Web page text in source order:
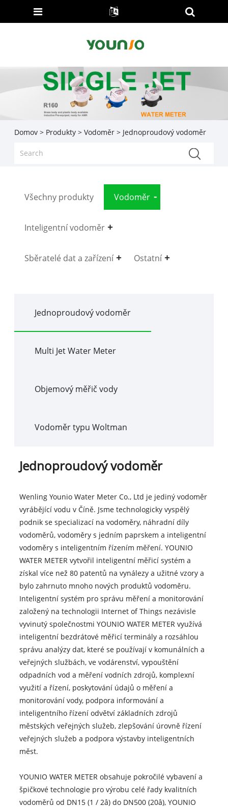
Domov > Produkty> Vodoměr> Jednoproudový vodoměr
Všechny produkty Vodoměr
Inteligentní vodoměr
Sběratelé dat a zařízení Ostatní
Jednoproudový vodoměr
Multi Jet Water Meter
Objemový měřič vody
Vodoměr typu Woltman
Jednoproudový vodoměr
Wenling Younio Water Meter Co., Ltd je jediný vodoměr
vyrábějící vodu v Číně. Jsme technologicky vyspělý
podnik se specializací na vodoměry, náhradní díly
vodoměrů, vodoměry s jedním paprskem a inteligentní
vodoměry s inteligentním řízením měření. YOUNIO
WATER METER vytvořil inteligentní měřicí systém a
získal více než 80 patentů na vynálezy a užitné vzory a
bylo zahrnuto mnoho nových produktů vodoměru.
Inteligentní systém pro správu měření a monitorování
založený na technologii Internet of Things nezávisle
vyvinutý společnostmi YOUNIO WATER METER využívá
inteligentní bezdrátové měřicí terminály a rozsáhlou
správu analýzy dat, které se používají v komunálních a
veřejných službách, ve vodárenství, vypouštění
odpadních vod a měření vodních zdrojů, komplexní
využití a řízení, poskytování údajů o měření a
monitorování vody, podpora informování a
inteligentního řízení odvětví základních zdrojů
městských veřejných služeb, zlepšování úrovně řízení
veřejných služeb a podpora výstavby inteligentních
měst.
YOUNIO WATER METER obsahuje pokročilé vybavení a
špičkové technologie pro výrobu celé řady kvalitních
vodoměrů od DN15 (1 / 2â) do DN500 (20â), YOUNIO